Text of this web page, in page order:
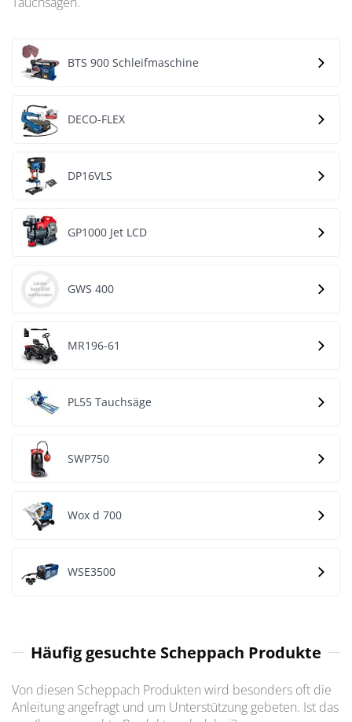
BTS 900 Schleifmaschine
DECO-FLEX
DP16VLS
GP1000 Jet LCD
GWS 400
MR196-61
PL55 Tauchsäge
SWP750
Wox d 700
WSE3500
Häufig gesuchte Scheppach Produkte
Von diesen Scheppach Produkten wird besonders oft die
Anleitung angefragt und um Unterstützung gebeten. Ist das